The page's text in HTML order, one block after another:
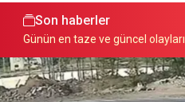
Son haberler
Günün en taze ve güncel olayları